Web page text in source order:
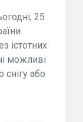
25
істотних
можливі
снігу або